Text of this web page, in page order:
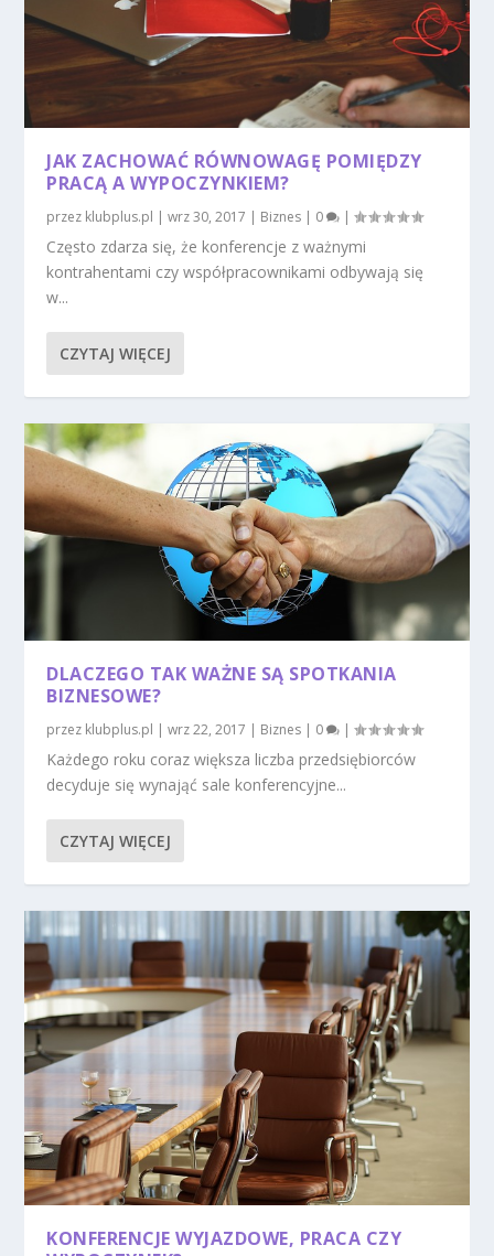
JAK ZACHOWAĆ RÓWNOWAGĘ POMIĘDZY
PRACĄ A WYPOCZYNKIEM?
przez klubplus.pl |wrz 30, 2017 | Biznes | 0 |
Często zdarza się, że konferencje z ważnymi
kontrahentami czy współpracownikami odbywają się
w...
CZYTAJ WIĘCEJ
DLACZEGO TAK WAŻNE SĄ SPOTKANIA
BIZNESOWE?
przez klubplus.pl |wrz 22, 2017 | Biznes | 0 |
Każdego roku coraz większa liczba przedsiębiorców
decyduje się wynająć sale konferencyjne...
CZYTAJ WIĘCEJ
KONFERENCJE WYJAZDOWE, PRACA CZY